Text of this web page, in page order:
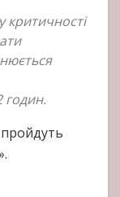
критичності
годин.